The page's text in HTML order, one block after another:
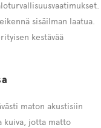
sisäilman laatua.
kestävää
maton akustisiin
kuiva, jotta matto